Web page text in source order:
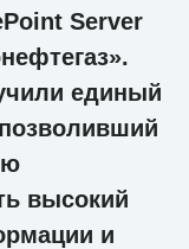
Server
единый
высокий
и